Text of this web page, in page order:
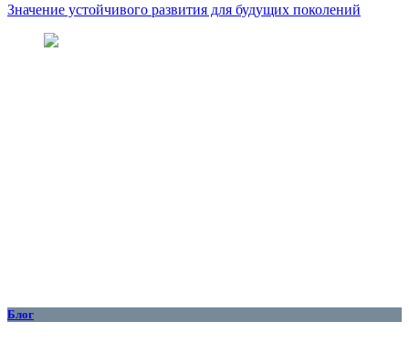
Значение устойчивого развития для будущих поколений
Блог